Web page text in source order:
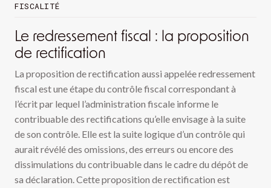
FISCALITÉ
Le redressement fiscal : la proposition
de rectification
La proposition de rectification aussi appelée redressement
fiscal est une étape du contrôle fiscal correspondant à
l’écrit par lequel l’administration fiscale informe le
contribuable des rectifications qu’elle envisage à la suite
de son contrôle. Elle est la suite logique d’un contrôle qui
aurait révélé des omissions, des erreurs ou encore des
dissimulations du contribuable dans le cadre du dépôt de
sa déclaration. Cette proposition de rectification est